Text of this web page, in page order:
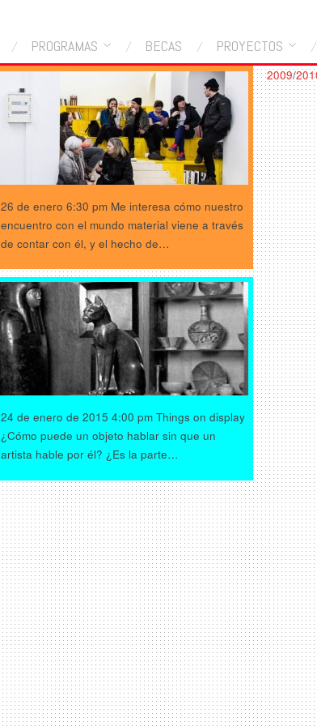
PROGRAMAS BECAS PROYECTOS
26 de enero 6:30 pm Me interesa cómo nuestro
encuentro con el mundo material viene a través
de contar con él, y el hecho de…
24 de enero de 2015 4:00 pm Things on display
¿Cómo puede un objeto hablar sin que un
artista hable por él? ¿Es la parte…
2009/